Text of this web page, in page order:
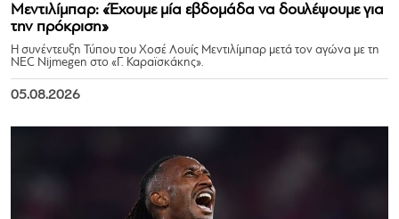
Μεντιλίμπαρ: «Έχουμε μία εβδομάδα να δουλέψουμε για
την πρόκριση»
Η συνέντευξη Τύπου του Χοσέ Λουίς Μεντιλίμπαρ μετά τον αγώνα με τη
NEC Nijmegen στο «Γ. Καραϊσκάκης».
05.08.2026